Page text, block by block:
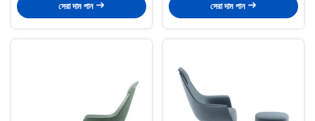
সেরা দাম পান সেরা দাম পান